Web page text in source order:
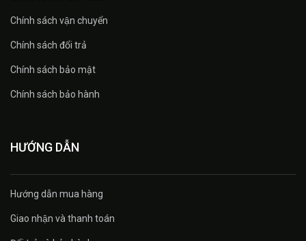
Chính sách vận chuyển
Chính sách đổi trả
Chính sách bảo mật
Chính sách bảo hành
HƯỚNG DẪN
Hướng dẫn mua hàng
Giao nhận và thanh toán